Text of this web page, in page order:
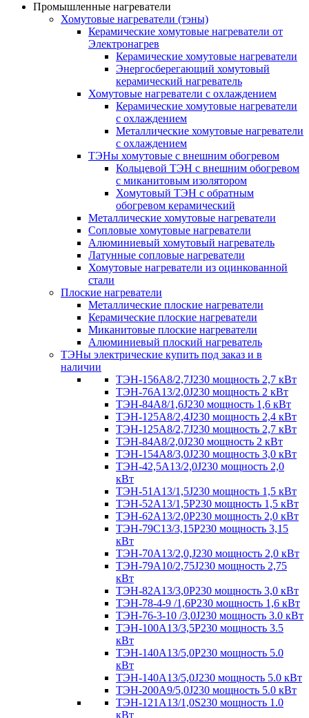
Промышленные нагреватели
Хомутовые нагреватели (тэны)
Керамические хомутовые нагреватели от
Электронагрев
Керамические хомутовые нагреватели
Энергосберегающий хомутовый
керамический нагреватель
Хомутовые нагреватели с охлаждением
Керамические хомутовые нагреватели
с охлаждением
Металлические хомутовые нагреватели
с охлаждением
ТЭНы хомутовые с внешним обогревом
Кольцевой ТЭН с внешним обогревом
с миканитовым изолятором
Хомутовый ТЭН с обратным
обогревом керамический
Металлические хомутовые нагреватели
Сопловые хомутовые нагреватели
Алюминиевый хомутовый нагреватель
Латунные сопловые нагреватели
Хомутовые нагреватели из оцинкованной
стали
Плоские нагреватели
Металлические плоские нагреватели
Керамические плоские нагреватели
Миканитовые плоские нагреватели
Алюминиевый плоский нагреватель
ТЭНы электрические купить под заказ и в
наличии
ТЭН-156А8/2,7J230 мощность 2,7 кВт
ТЭН-76А13/2,0J230 мощность 2 кВт
ТЭН-84А8/1,6J230 мощность 1,6 кВт
ТЭН-125А8/2,4J230 мощность 2,4 кВт
ТЭН-125А8/2,7J230 мощность 2,7 кВт
ТЭН-84А8/2,0J230 мощность 2 кВт
ТЭН-154А8/3,0J230 мощность 3,0 кВт
ТЭН-42,5А13/2,0J230 мощность 2,0
кВт
ТЭН-51А13/1,5J230 мощность 1,5 кВт
ТЭН-52А13/1,5Р230 мощность 1,5 кВт
ТЭН-62А13/2,0Р230 мощность 2,0 кВт
ТЭН-79С13/3,15Р230 мощность 3,15
кВт
ТЭН-70А13/2,0,J230 мощность 2,0 кВт
ТЭН-79А10/2,75J230 мощность 2,75
кВт
ТЭН-82А13/3,0Р230 мощность 3,0 кВт
ТЭН-78-4-9 /1,6P230 мощность 1,6 кВт
ТЭН-76-3-10 /3,0J230 мощность 3.0 кВт
ТЭН-100А13/3,5Р230 мощность 3.5
кВт
ТЭН-140А13/5,0Р230 мощность 5.0
кВт
ТЭН-140А13/5,0J230 мощность 5.0 кВт
ТЭН-200А9/5,0J230 мощность 5.0 кВт
ТЭН-121А13/1,0S230 мощность 1.0
кВт